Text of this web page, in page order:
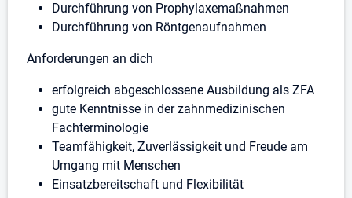
Durchführung von Prophylaxemaßnahmen
Durchführung von Röntgenaufnahmen
Anforderungen an dich
erfolgreich abgeschlossene Ausbildung als ZFA
gute Kenntnisse in der zahnmedizinischen
Fachterminologie
Teamfähigkeit, Zuverlässigkeit und Freude am
Umgang mit Menschen
Einsatzbereitschaft und Flexibilität